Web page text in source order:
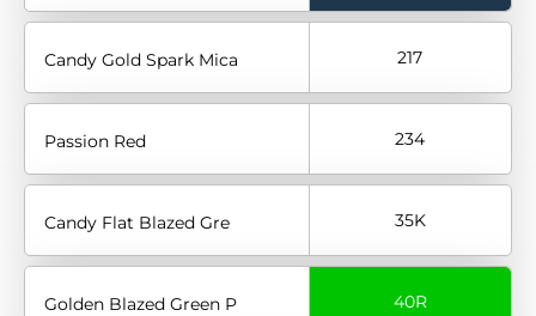
Candy Gold Spark Mica 217
Passion Red 234
Candy Flat Blazed Gre 35K
Golden Blazed Green P 40R